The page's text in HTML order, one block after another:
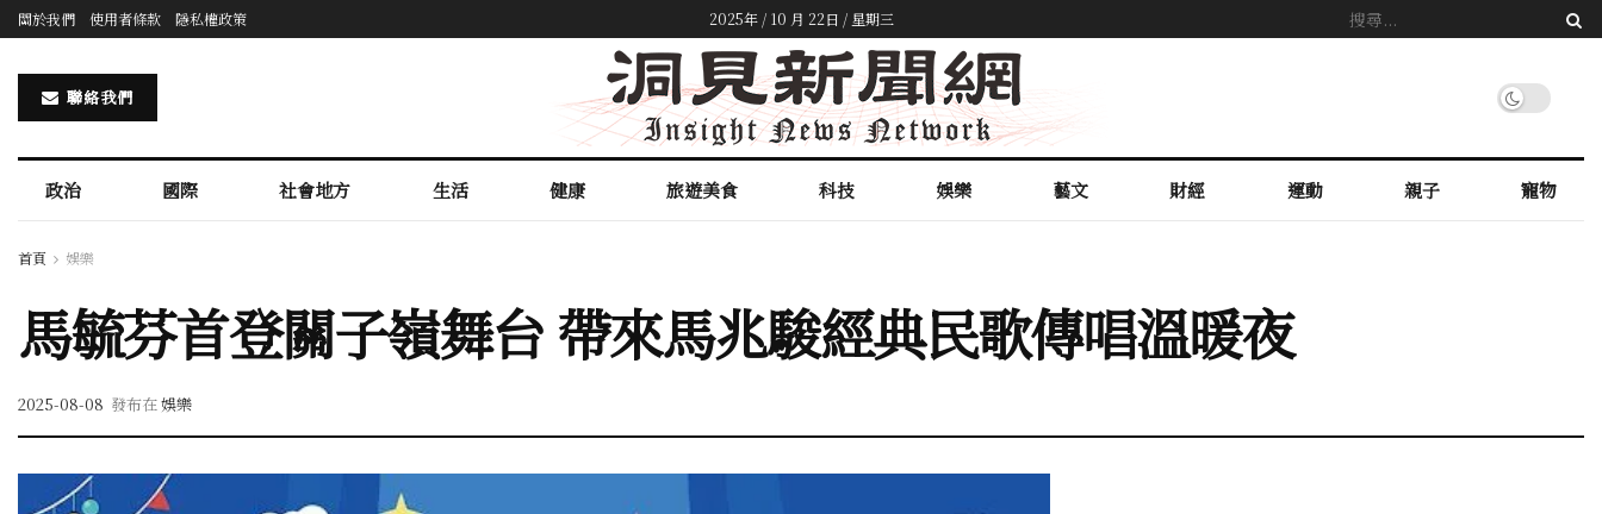
關於我們 使用者條款 隱私權政策 2025年 / 10 月 22日 / 星期三
聯絡我們
政治 國際 社會地方 生活 健康 旅遊美食 科技 娛樂 藝文 財經 運動 親子 寵物
首頁 娛樂
馬毓芬首登關子嶺舞台 帶來馬兆駿經典民歌傳唱溫暖夜
2025-08-08 發布在娛樂